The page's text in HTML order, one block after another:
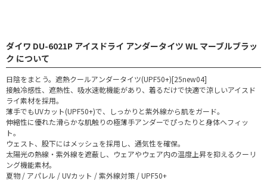
ダイワ DU-6021P アイスドライ アンダータイツ WL マーブルブラッ
ク について
日陰をまとう。遮熱クールアンダータイツ(UPF50+)[25new04]
接触冷感性、遮熱性、吸水速乾機能があり、着るだけで快適で涼しいアイスド
ライ素材を採用。
薄手でもUVカット(UPF50+)で、しっかりと紫外線から肌をガード。
伸縮性に優れた滑らかな肌触りの極薄手アンダーでぴったりと身体へフィッ
ト。
ウェスト、股下にはメッシュを採用し、通気性を確保。
太陽光の熱線・紫外線を遮蔽し、ウェアやウェア内の温度上昇を抑えるクーリ
ング機能素材。
夏物 / アパレル / UVカット / 紫外線対策 / UPF50+